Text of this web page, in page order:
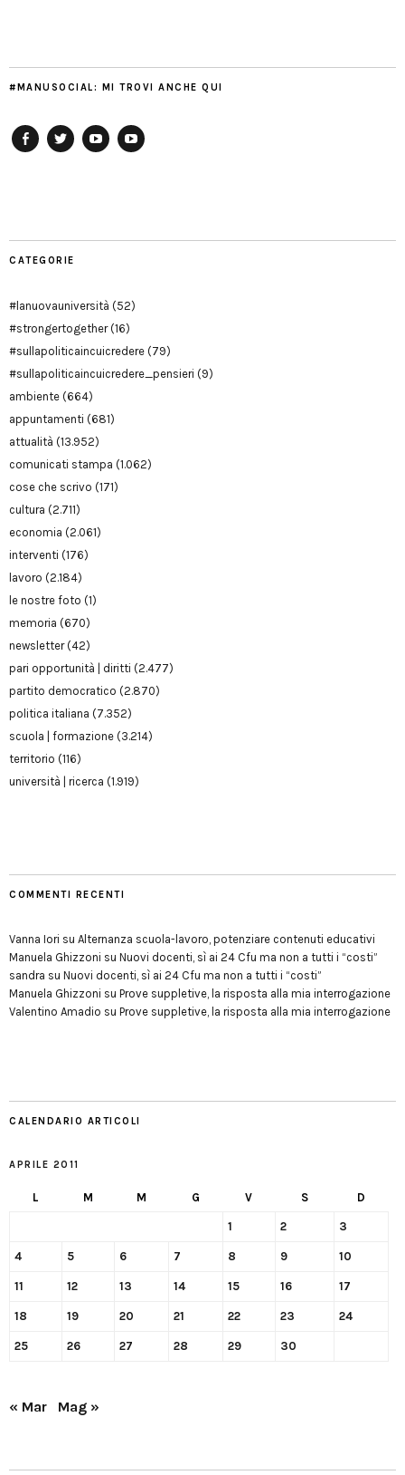
#MANUSOCIAL: MI TROVI ANCHE QUI
CATEGORIE
#lanuovauniversità (52)
#strongertogether(16)
#sullapoliticaincuicredere (79)
#sullapoliticaincuicredere_pensieri (9)
ambiente (664)
appuntamenti (681)
attualità (13.952)
comunicati stampa (1.062)
cose che scrivo (171)
cultura (2.711)
economia (2.061)
interventi (176)
lavoro (2.184)
le nostre foto (1)
memoria (670)
newsletter(42)
pari opportunità | diritti (2.477)
partito democratico (2.870)
politica italiana (7.352)
scuola | formazione (3.214)
territorio (116)
università | ricerca (1.919)
COMMENTI RECENTI
Vanna Iori su Alternanza scuola-lavoro, potenziare contenuti educativi
Manuela Ghizzoni su Nuovi docenti, sì ai 24 Cfu ma non a tutti i “costi”
sandra su Nuovi docenti, sì ai 24 Cfu ma non a tutti i “costi”
Manuela Ghizzoni su Prove suppletive, la risposta alla mia interrogazione
Valentino Amadio su Prove suppletive, la risposta alla mia interrogazione
CALENDARIO ARTICOLI
APRILE 2011
L M M G V S D
1 2 3
4 5 6 7 8 9 10
11 12 13 14 15 16 17
18 19 20 21 22 23 24
25 26 27 28 29 30
« Mar Mag »